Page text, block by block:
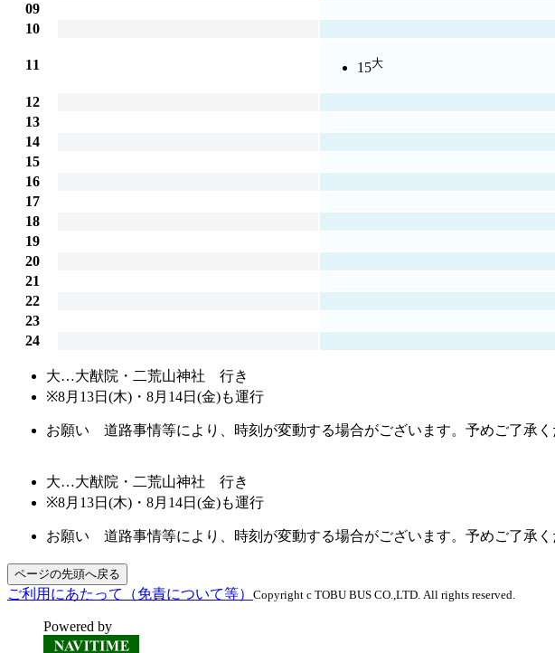
09
10
11 15大
12
13
14
15
16
17
18
19
20
21
22
23
24
大…大猷院・二荒山神社 行き
※8月13日(木)・8月14日(金)も運行
お願い 道路事情等により、時刻が変動する場合がございます。予めご了承く
大…大猷院・二荒山神社 行き
※8月13日(木)・8月14日(金)も運行
お願い 道路事情等により、時刻が変動する場合がございます。予めご了承く
ページの先頭へ戻る
ご利用にあたって（免責について等） Copyright c TOBU BUS CO.,LTD. All rights reserved.
Powered by